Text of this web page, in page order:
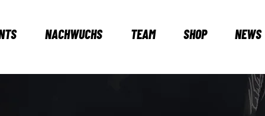
NACHWUCHS TEAM SHOP NEWS